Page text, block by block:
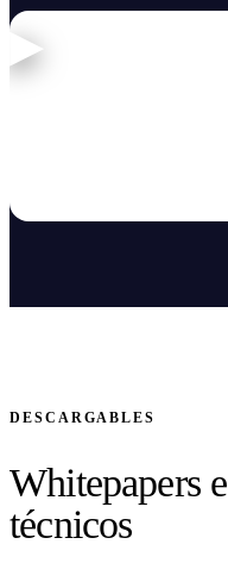
WEBINARS
DESCARGABLES
Whitepapers e
técnicos